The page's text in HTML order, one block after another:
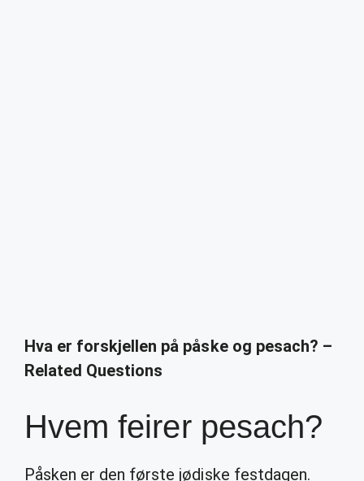
Hva er forskjellen på påske og pesach? –
Related Questions
Hvem feirer pesach?
Påsken er den første jødiske festdagen.